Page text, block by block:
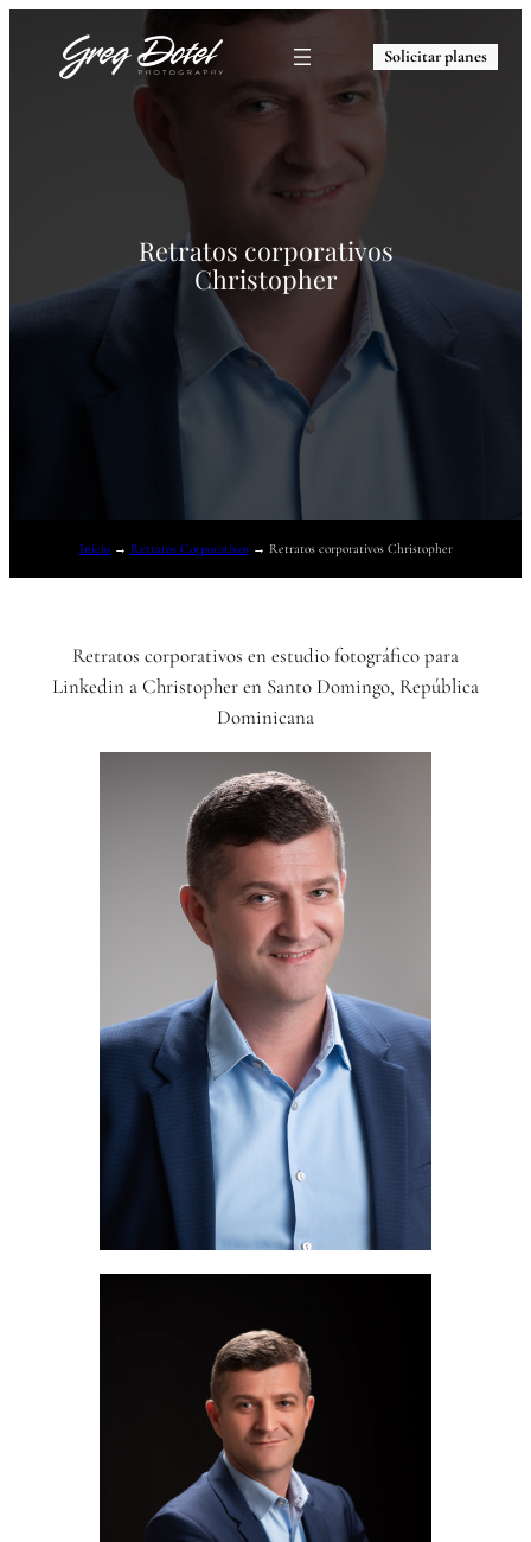
Solicitar planes
Retratos corporativos
Christopher
Inicio→ Retratos Corporativos→ Retratos corporativos Christopher
Retratos corporativos en estudio fotográfico para
Linkedin a Christopher en Santo Domingo, República
Dominicana